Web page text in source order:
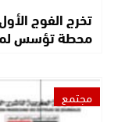
تخرج الفوج
محطة تؤسس
مجتمع